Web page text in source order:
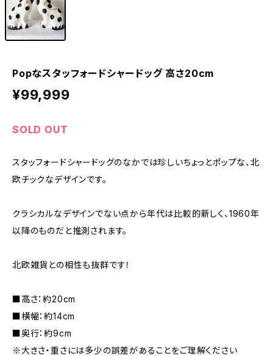
Popなスタッフォードシャードッグ 高さ20cm
¥99,999
SOLD OUT
スタッフォードシャードッグのなかでは珍しいちょっとポップな、北
欧チックなデザインです。
クラシカルなデザインでない点から年代は比較的新しく、1960年
以降のものだと推測されます。
北欧雑貨との相性も抜群です！
■高さ：約20cm
■横幅：約14cm
■奥行：約9cm
※大きさ・重さには多少の誤差があることをご理解ください